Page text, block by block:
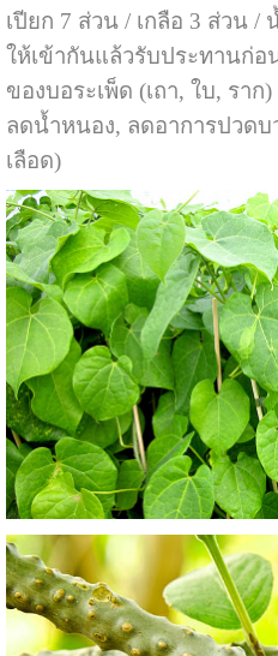
เปียก 7 ส่วน / เกลือ 3 ส่วน /
ให้เข้ากันแล้วรับประทานก่อ
ของบอระเพ็ด (เถา, ใบ, รา
ลดน้ำหนอง, ลดอาการปวด
เลือด)